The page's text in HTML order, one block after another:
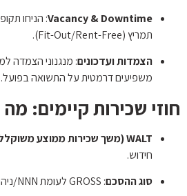
Vacancy & Downtime: הניחו
תמריץ (Fit-Out/Rent-Free).
הצמדות ועדכונים: מנגנוני הצמדה
משפיעים דרמטית על התשואה בפועל.
חוזי שכירות קיימים:
WALT (משך שכירות ממוצע משוקלל)
חידוש.
סוג ההסכם: GROSS לעומת NNN/ניהול—מי נושא בעלויות תפעול?